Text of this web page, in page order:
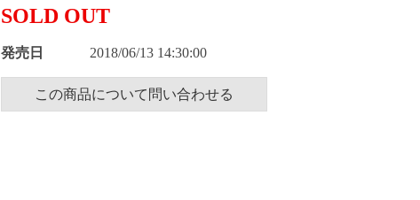
SOLD OUT
発売日 2018/06/13 14:30:00
この商品について問い合わせる